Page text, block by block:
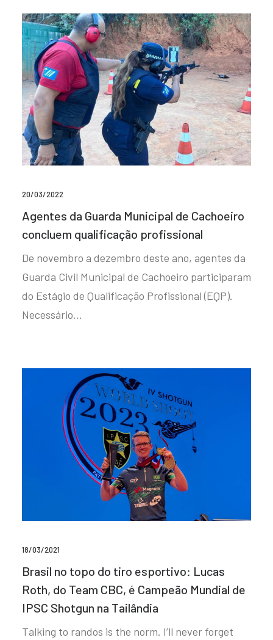
20/03/2022
Agentes da Guarda Municipal de Cachoeiro
concluem qualificação profissional
De novembro a dezembro deste ano, agentes da
Guarda Civil Municipal de Cachoeiro participaram
do Estágio de Qualificação Profissional (EQP).
Necessário…
18/03/2021
Brasil no topo do tiro esportivo: Lucas
Roth, do Team CBC, é Campeão Mundial de
IPSC Shotgun na Tailândia
Talking to randos is the norm. I’ll never forget